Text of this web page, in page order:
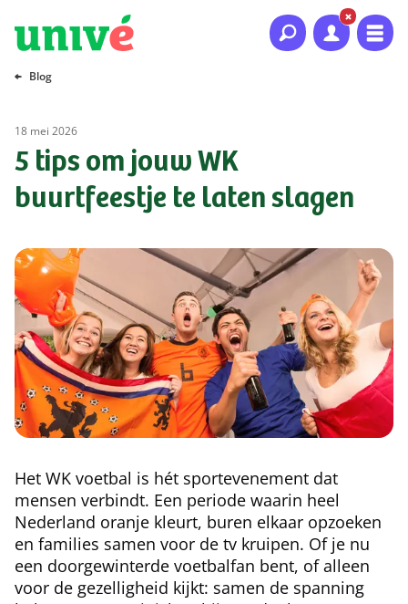
Naar hoofdinhoud
Naar hoofdnavigatie
Naar footer
Blog
18 mei 2026
5 tips om jouw WK
buurtfeestje te laten slagen
Het WK voetbal is hét sportevenement dat
mensen verbindt. Een periode waarin heel
Nederland oranje kleurt, buren elkaar opzoeken
en families samen voor de tv kruipen. Of je nu
een doorgewinterde voetbalfan bent, of alleen
voor de gezelligheid kijkt: samen de spanning